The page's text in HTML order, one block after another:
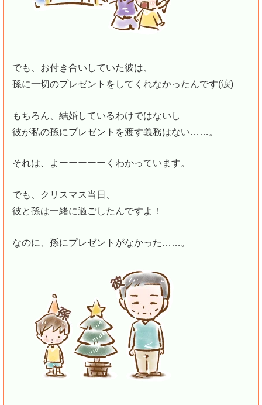
でも、お付き合いしていた彼は、
孫に一切のプレゼントをしてくれなかったんです(涙)
もちろん、結婚しているわけではないし
彼が私の孫にプレゼントを渡す義務はない……。
それは、よーーーーーくわかっています。
でも、クリスマス当日、
彼と孫は一緒に過ごしたんですよ！
なのに、孫にプレゼントがなかった……。